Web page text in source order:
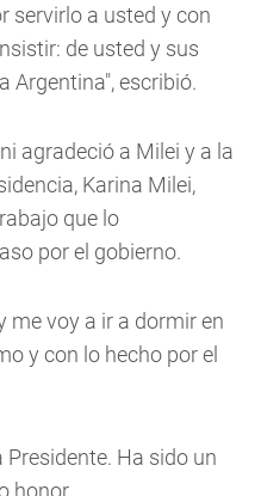
servirlo a usted y con
de usted y sus
Argentina", escribió.
agradeció a Milei y a la
Karina Milei,
que lo
por el gobierno.
me voy a ir a dormir en
y con lo hecho por el
Ha sido un
honor.